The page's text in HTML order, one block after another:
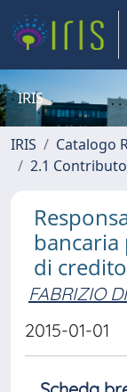
IRIS
IRIS Catalogo
2.1
bancaria
di credito
FABRIZIO
2015-01-01